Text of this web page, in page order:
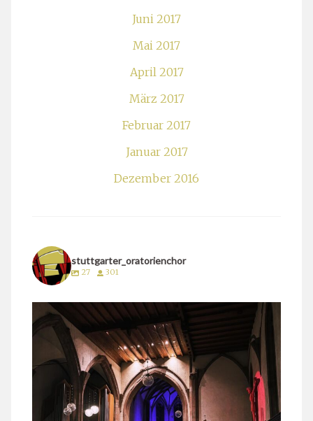
Juni 2017
Mai 2017
April 2017
März 2017
Februar 2017
Januar 2017
Dezember 2016
stuttgarter_oratorienchor
27 301
stuttgarter_oratorienchor
März 24